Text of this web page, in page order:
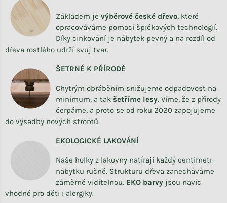
Základem je výběrové české dřevo, které
opracováváme pomocí špičkových technologií.
Díky cinkování je nábytek pevný a na rozdíl od
dřeva rostlého udrží svůj tvar.
ŠETRNÉ K PŘÍRODĚ
Chytrým obráběním snižujeme odpadovost na
minimum, a tak šetříme lesy. Víme, že z přírody
čerpáme, a proto se od roku 2020 zapojujeme
do výsadby nových stromů.
EKOLOGICKÉ LAKOVÁNÍ
Naše holky z lakovny natírají každý centimetr
nábytku ručně. Strukturu dřeva zanecháváme
záměrně viditelnou. EKO barvy jsou navíc
vhodné pro děti i alergiky.